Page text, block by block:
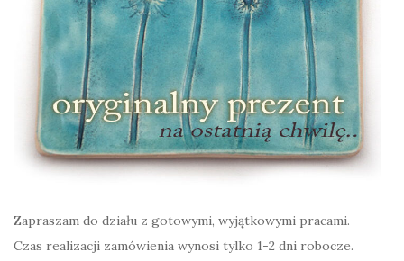
Zapraszam do działu z gotowymi, wyjątkowymi pracami.
Czas realizacji zamówienia wynosi tylko 1-2 dni robocze.